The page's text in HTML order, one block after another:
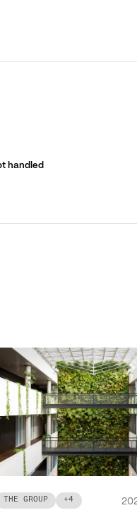
handled
THE GROUP +4